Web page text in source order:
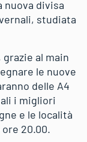
nuova divisa
studiata
al main
le nuove
delle A4
i migliori
e le località
20.00.